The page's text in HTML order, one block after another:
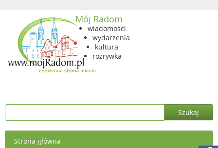
Mój Radom
wiadomości
wydarzenia
kultura
rozrywka
Strona główna